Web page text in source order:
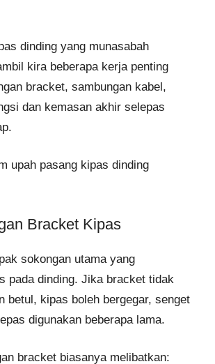
dinding yang munasabah
kira beberapa kerja penting
bracket, sambungan kabel,
dan kemasan akhir selepas
upah pasang kipas dinding
Bracket Kipas
sokongan utama yang
pada dinding. Jika bracket tidak
betul, kipas boleh bergegar, senget
digunakan beberapa lama.
bracket biasanya melibatkan: